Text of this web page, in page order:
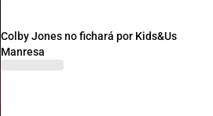
Colby Jones no fichará por Kids&Us
Manresa